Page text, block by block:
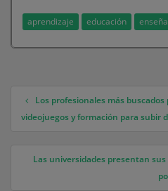
aprendizaje educación
Navegación de
Los profesionales más buscados
videojuegos y formación para subir
Las universidades presentan